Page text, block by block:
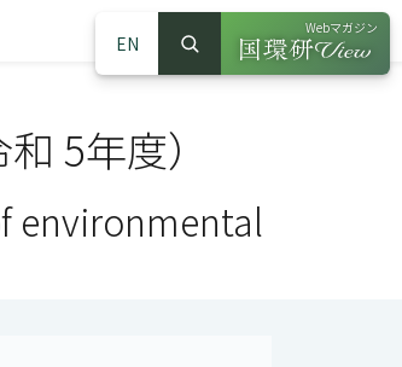
EN
サイト内検索
検索
Webマガジン
（別ウインドウ
5年度）
environmental